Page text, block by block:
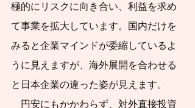
すべきです。
日本社会で急速な
少子化が進行する中
で、人口減社会にお
いても持
続可能な暮
極的にリスクに向き合い、利益を求め
て事業を拡大しています。国内だけを
みると企業マインドが委縮しているよ
うに見えますが、海外展開を合わせる
と日本企業の違った姿が見えます。